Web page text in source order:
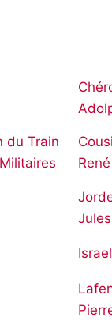
du Train
René